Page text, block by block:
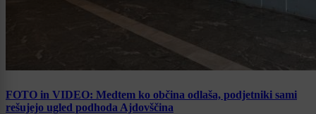
FOTO in VIDEO: Medtem ko občina odlaša, podjetniki sami
rešujejo ugled podhoda Ajdovščina